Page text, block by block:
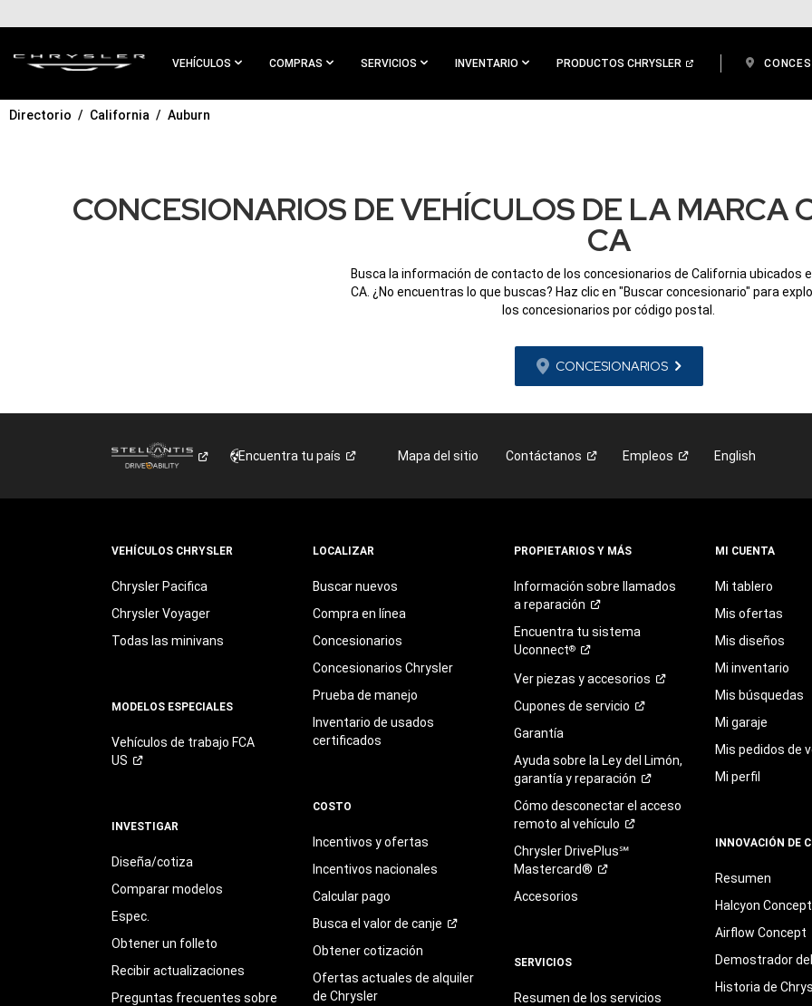
CONTENIDO
VEHÍCULOS COMPRAS SERVICIOS INVENTARIO PRODUCTOS CHRYSLER
IR A
Directorio California Auburn
CONCESIONARIOS DE VEHÍCULOS DE LA MARCA
CA
Busca la información de contacto de los concesionarios de California ubicados
CA. ¿No encuentras lo que buscas? Haz clic en "Buscar concesionario" para
los concesionarios por código postal.
CONCESIONARIOS
Encuentra tu país Mapa del sitio Contáctanos Empleos English
VEHÍCULOS CHRYSLER
Chrysler Pacifica
Chrysler Voyager
Todas las minivans
MODELOS ESPECIALES
Vehículos de trabajo FCA
US
INVESTIGAR
Diseña/cotiza
Comparar modelos
Espec.
Obtener un folleto
Recibir actualizaciones
Preguntas frecuentes sobre
LOCALIZAR
Buscar nuevos
Compra en línea
Concesionarios
Concesionarios Chrysler
Prueba de manejo
Inventario de usados
certificados
COSTO
Incentivos y ofertas
Incentivos nacionales
Calcular pago
Busca el valor de canje
Obtener cotización
Ofertas actuales de alquiler
de Chrysler
PROPIETARIOS Y MÁS
Información sobre llamados
a reparación
Encuentra tu sistema
Uconnect®
Ver piezas yaccesorios
Cupones de servicio
Garantía
Ayuda sobre la Ley del Limón,
garantía yreparación
Cómo desconectar el acceso
remoto al vehículo
Chrysler DrivePlus℠
Mastercard®
Accesorios
SERVICIOS
Resumen de los servicios
MI CUENTA
Mi tablero
Mis ofertas
Mis diseños
Mi inventario
Mis búsquedas
Mi garaje
Mis pedidos de
Mi perfil
INNOVACIÓN DE
Resumen
Halcyon Concept
Airflow Concept
Demostrador
Historia de